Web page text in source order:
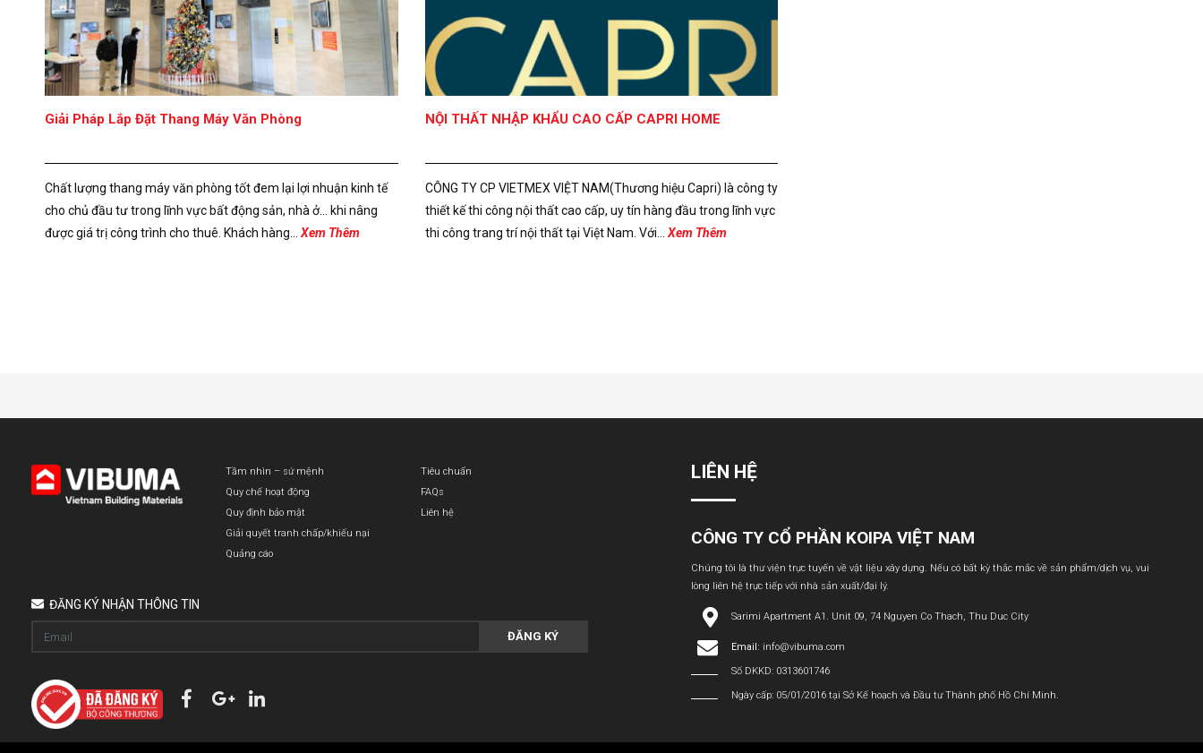
Giải Pháp Lắp Đặt Thang Máy Văn Phòng
Chất lượng thang máy văn phòng tốt đem lại lợi nhuận kinh tế
cho chủ đầu tư trong lĩnh vực bất động sản, nhà ở… khi nâng
được giá trị công trình cho thuê. Khách hàng... Xem Thêm
NỘI THẤT NHẬP KHẨU CAO CẤP CAPRI HOME
CÔNG TY CP VIETMEX VIỆT NAM(Thương hiệu Capri) là công ty
thiết kế thi công nội thất cao cấp, uy tín hàng đầu trong lĩnh vực
thi công trang trí nội thất tại Việt Nam. Với... Xem Thêm
Tầm nhìn – sứ mệnh
Quy chế hoạt động
Quy định bảo mật
Giải quyết tranh chấp/khiếu nại
Quảng cáo
Tiêu chuẩn
FAQs
Liên hệ
ĐĂNG KÝ NHẬN THÔNG TIN
ĐĂNG KÝ
LIÊN HỆ
CÔNG TY CỔ PHẦN KOIPA VIỆT NAM
Chúng tôi là thư viện trực tuyến về vật liệu xây dựng. Nếu có bất kỳ thắc mắc về sản phẩm/dịch vụ, vui
lòng liên hệ trực tiếp với nhà sản xuất/đại lý.
Sarimi Apartment A1. Unit 09, 74 Nguyen Co Thach, Thu Duc City
Email: info@vibuma.com
Số DKKD: 0313601746
Ngày cấp: 05/01/2016 tại Sở Kế hoạch và Đầu tư Thành phố Hồ Chí Minh.